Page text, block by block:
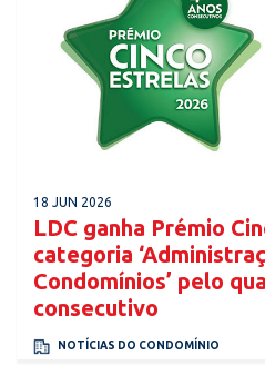
18 JUN 2026
LDC ganha Prémio
categoria
Condomínios’ pelo
consecutivo
NOTÍCIAS DO CONDOMÍNIO